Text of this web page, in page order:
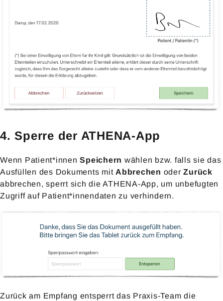
4. Sperre der ATHENA-App
Wenn Patient*innenSpeichern wählen bzw. falls sie das
Ausfüllen des Dokuments mit Abbrechen oderZurück
abbrechen, sperrt sich die ATHENA-App, um unbefugten
Zugriff auf Patient*innendaten zu verhindern.
Zurück am Empfang entsperrt das Praxis-Team die